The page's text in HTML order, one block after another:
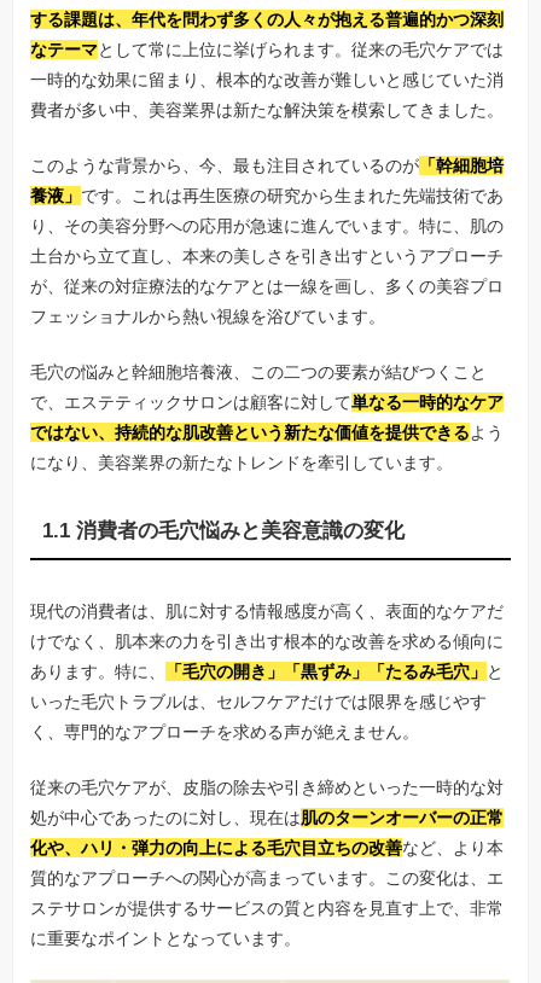
する課題は、年代を問わず多くの人々が抱える普遍的かつ深刻
なテーマとして常に上位に挙げられます。従来の毛穴ケアでは
一時的な効果に留まり、根本的な改善が難しいと感じていた消
費者が多い中、美容業界は新たな解決策を模索してきました。
このような背景から、今、最も注目されているのが 「幹細胞培
養液」 です。これは再生医療の研究から生まれた先端技術であ
り、その美容分野への応用が急速に進んでいます。特に、肌の
土台から立て直し、本来の美しさを引き出すというアプローチ
が、従来の対症療法的なケアとは一線を画し、多くの美容プロ
フェッショナルから熱い視線を浴びています。
毛穴の悩みと幹細胞培養液、この二つの要素が結びつくこと
で、エステティックサロンは顧客に対して単なる一時的なケア
ではない、持続的な肌改善という新たな価値を提供できるよう
になり、美容業界の新たなトレンドを牽引しています。
1.1 消費者の毛穴悩みと美容意識の変化
現代の消費者は、肌に対する情報感度が高く、表面的なケアだ
けでなく、肌本来の力を引き出す根本的な改善を求める傾向に
あります。特に、
「毛穴の開き」「黒ずみ」「たるみ毛穴」 と
いった毛穴トラブルは、セルフケアだけでは限界を感じやす
く、専門的なアプローチを求める声が絶えません。
従来の毛穴ケアが、皮脂の除去や引き締めといった一時的な対
処が中心であったのに対し、現在は肌のターンオーバーの正常
化や、ハリ・弾力の向上による毛穴目立ちの改善など、より本
質的なアプローチへの関心が高まっています。この変化は、エ
ステサロンが提供するサービスの質と内容を見直す上で、非常
に重要なポイントとなっています。